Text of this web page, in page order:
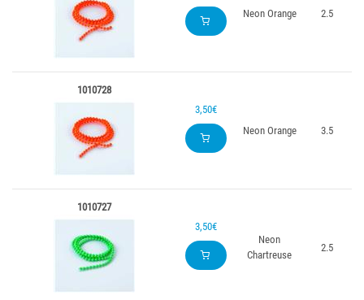
Neon Orange
2.5
1010728
3,50€
Neon Orange
3.5
1010727
3,50€
Neon
Chartreuse
2.5